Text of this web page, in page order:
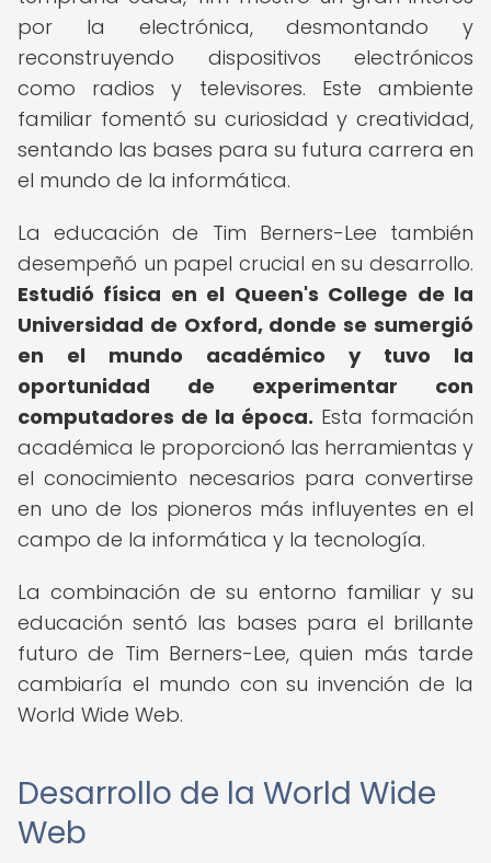
por la electrónica, desmontando y
reconstruyendo dispositivos electrónicos
como radios y televisores. Este ambiente
familiar fomentó su curiosidad y creatividad,
sentando las bases para su futura carrera en
el mundo de la informática.
La educación de Tim Berners-Lee también
desempeñó un papel crucial en su desarrollo.
Estudió física en el Queen's College de la
Universidad de Oxford, donde se sumergió
en el mundo académico y tuvo la
oportunidad de experimentar con
computadores de la época. Esta formación
académica le proporcionó las herramientas y
el conocimiento necesarios para convertirse
en uno de los pioneros más influyentes en el
campo de la informática y la tecnología.
La combinación de su entorno familiar y su
educación sentó las bases para el brillante
futuro de Tim Berners-Lee, quien más tarde
cambiaría el mundo con su invención de la
World Wide Web.
Desarrollo de la World Wide
Web